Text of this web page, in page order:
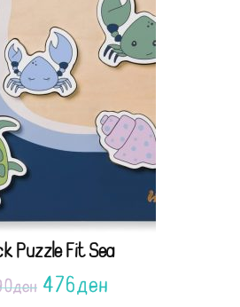
Puzzle Fit Sea
ден 476ден